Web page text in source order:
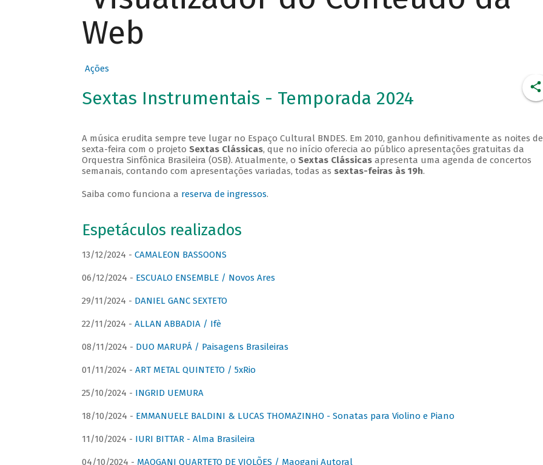
Web
Ações
Sextas Instrumentais - Temporada 2024
A música erudita sempre teve lugar no Espaço Cultural BNDES. Em 2010, ganhou definitivamente as noites de
sexta-feira com o projeto Sextas Clássicas, que no início oferecia ao público apresentações gratuitas da
Orquestra Sinfônica Brasileira (OSB). Atualmente, o Sextas Clássicasapresenta uma agenda de concertos
semanais, contando com apresentações variadas, todas as sextas-feiras às 19h.
Saiba como funciona a reserva de ingressos.
Espetáculos realizados
13/12/2024 - CAMALEON BASSOONS
06/12/2024 - ESCUALO ENSEMBLE / Novos Ares
29/11/2024 - DANIEL GANC SEXTETO
22/11/2024 - ALLAN ABBADIA / Ifè
08/11/2024 - DUO MARUPÁ / Paisagens Brasileiras
01/11/2024 - ART METAL QUINTETO / 5xRio
25/10/2024 - INGRID UEMURA
18/10/2024 - EMMANUELE BALDINI & LUCAS THOMAZINHO - Sonatas para Violino e Piano
11/10/2024 - IURI BITTAR - Alma Brasileira
04/10/2024 - MAOGANI QUARTETO DE VIOLÕES / Maogani Autoral